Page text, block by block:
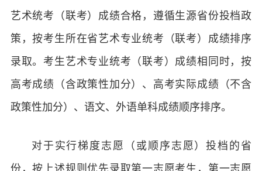
艺术统考（联考）成绩合格，遵循生源省份投档政
策，按考生所在省艺术专业统考（联考）成绩排序
录取。考生艺术专业统考（联考）成绩相同时，按
高考成绩（含政策性加分）、高考实际成绩（不含
政策性加分）、语文、外语单科成绩顺序排序。
对于实行梯度志愿（或顺序志愿）投档的省
份，按上述规则优先录取第一志愿考生，第一志愿